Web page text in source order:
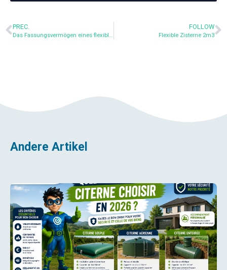
PREC.
Das Fassungsvermögen eines flexiblen Tanks wählen
FOLLOW
Flexible Zisterne 2m3
Andere Artikel